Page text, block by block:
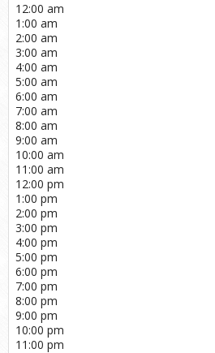
12:00 am
1:00 am
2:00 am
3:00 am
4:00 am
5:00 am
6:00 am
7:00 am
8:00 am
9:00 am
10:00 am
11:00 am
12:00 pm
1:00 pm
2:00 pm
3:00 pm
4:00 pm
5:00 pm
6:00 pm
7:00 pm
8:00 pm
9:00 pm
10:00 pm
11:00 pm